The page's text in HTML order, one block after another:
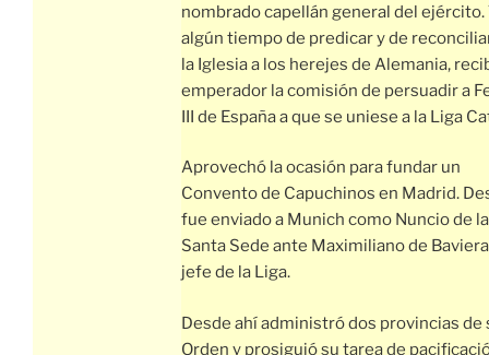
nombrado capellán general del ejército.
algún tiempo de predicar y de
la Iglesia a los herejes de Alemania,
emperador la comisión de persuadir a
III de España a que se uniese a la Liga
Aprovechó la ocasión para fundar un
Convento de Capuchinos en Madrid.
fue enviado a Munich como Nuncio de la
Santa Sede ante Maximiliano de
jefe de la Liga.
Desde ahí administró dos provincias de
Orden y prosiguió su tarea de